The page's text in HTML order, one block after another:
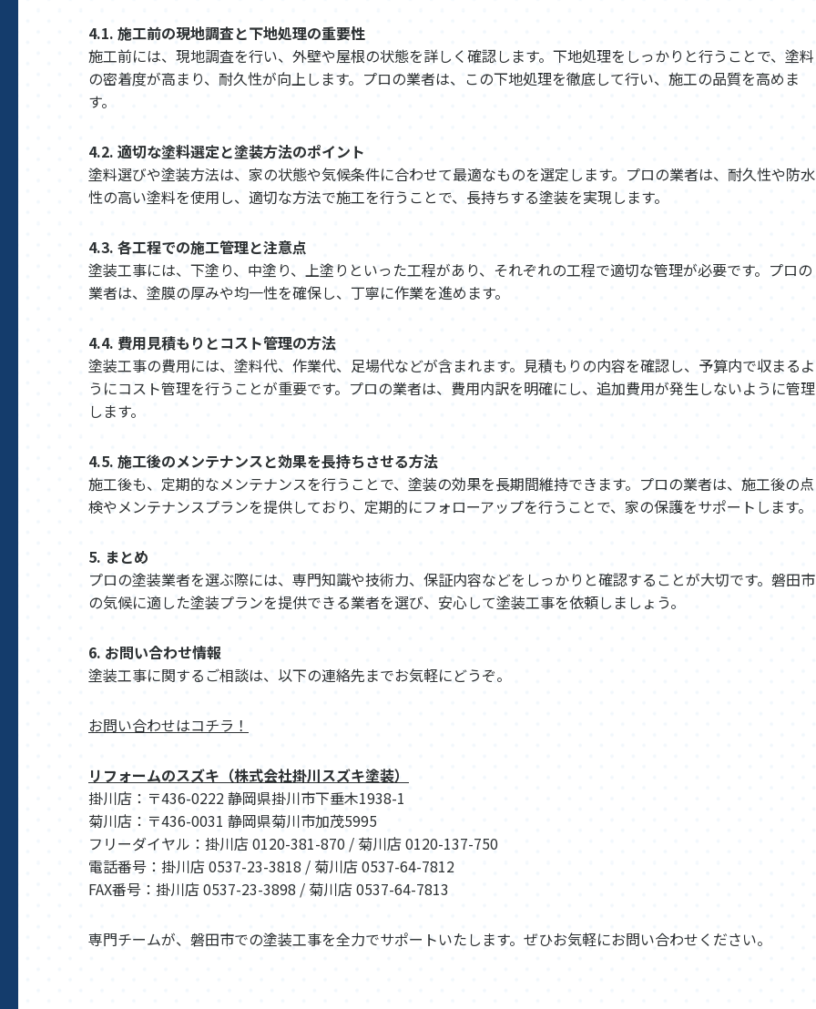
4.1. 施工前の現地調査と下地処理の重要性
施工前には、現地調査を行い、外壁や屋根の状態を詳しく確認します。下地処理をしっかりと行うことで、塗料
の密着度が高まり、耐久性が向上します。プロの業者は、この下地処理を徹底して行い、施工の品質を高めま
す。
4.2. 適切な塗料選定と塗装方法のポイント
塗料選びや塗装方法は、家の状態や気候条件に合わせて最適なものを選定します。プロの業者は、耐久性や防水
性の高い塗料を使用し、適切な方法で施工を行うことで、長持ちする塗装を実現します。
4.3. 各工程での施工管理と注意点
塗装工事には、下塗り、中塗り、上塗りといった工程があり、それぞれの工程で適切な管理が必要です。プロの
業者は、塗膜の厚みや均一性を確保し、丁寧に作業を進めます。
4.4. 費用見積もりとコスト管理の方法
塗装工事の費用には、塗料代、作業代、足場代などが含まれます。見積もりの内容を確認し、予算内で収まるよ
うにコスト管理を行うことが重要です。プロの業者は、費用内訳を明確にし、追加費用が発生しないように管理
します。
4.5. 施工後のメンテナンスと効果を長持ちさせる方法
施工後も、定期的なメンテナンスを行うことで、塗装の効果を長期間維持できます。プロの業者は、施工後の点
検やメンテナンスプランを提供しており、定期的にフォローアップを行うことで、家の保護をサポートします。
5. まとめ
プロの塗装業者を選ぶ際には、専門知識や技術力、保証内容などをしっかりと確認することが大切です。磐田市
の気候に適した塗装プランを提供できる業者を選び、安心して塗装工事を依頼しましょう。
6. お問い合わせ情報
塗装工事に関するご相談は、以下の連絡先までお気軽にどうぞ。
お問い合わせはコチラ！
リフォームのスズキ（株式会社掛川スズキ塗装）
掛川店：〒436-0222 静岡県掛川市下垂木1938-1
菊川店：〒436-0031 静岡県菊川市加茂5995
フリーダイヤル：掛川店 0120-381-870 / 菊川店 0120-137-750
電話番号：掛川店 0537-23-3818 / 菊川店 0537-64-7812
FAX番号：掛川店 0537-23-3898 / 菊川店 0537-64-7813
専門チームが、磐田市での塗装工事を全力でサポートいたします。ぜひお気軽にお問い合わせください。